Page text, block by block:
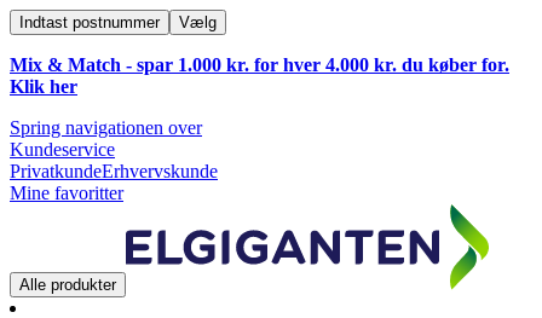
Indtast postnummer Vælg
Mix & Match - spar 1.000 kr. for hver 4.000 kr. du køber for.
Klik her
Spring navigationen over
Kundeservice
PrivatkundeErhvervskunde
Mine favoritter
Alle produkter